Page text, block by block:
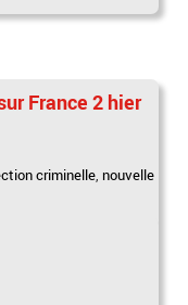
France 2 hier
criminelle, nouvelle